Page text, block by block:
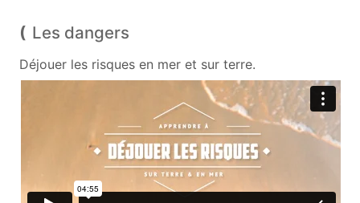
Les dangers
Déjouer les risques en mer et sur terre.